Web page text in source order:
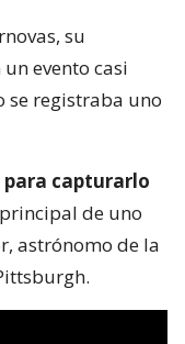
su
evento casi
se registraba uno
para capturarlo
de uno
astrónomo de la